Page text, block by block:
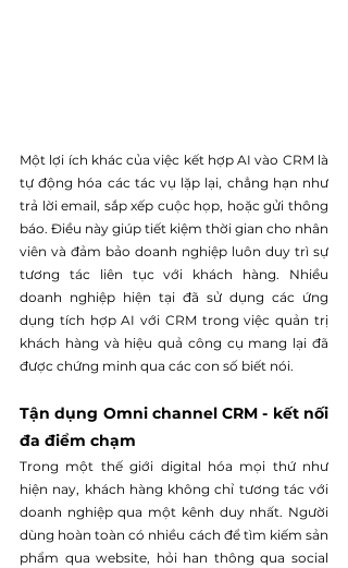
Một lợi ích khác của việc kết hợp AI vào CRM là
tự động hóa các tác vụ lặp lại, chẳng hạn như
trả lời email, sắp xếp cuộc họp, hoặc gửi thông
báo. Điều này giúp tiết kiệm thời gian cho nhân
viên và đảm bảo doanh nghiệp luôn duy trì sự
tương tác liên tục với khách hàng. Nhiều
doanh nghiệp hiện tại đã sử dụng các ứng
dụng tích hợp AI với CRM trong việc quản trị
khách hàng và hiệu quả công cụ mang lại đã
được chứng minh qua các con số biết nói.
Tận dụng Omni channel CRM - kết nối
đa điểm chạm
Trong một thế giới digital hóa mọi thứ như
hiện nay, khách hàng không chỉ tương tác với
doanh nghiệp qua một kênh duy nhất. Người
dùng hoàn toàn có nhiều cách để tìm kiếm sản
phẩm qua website, hỏi han thông qua social